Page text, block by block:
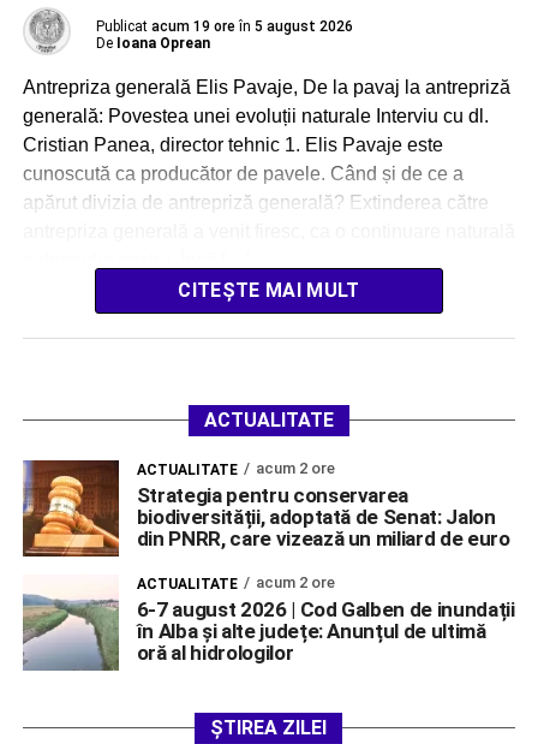
Publicat acum 19 ore în 5 august 2026
De Ioana Oprean
Antrepriza generală Elis Pavaje, De la pavaj la antrepriză
generală: Povestea unei evoluții naturale Interviu cu dl.
Cristian Panea, director tehnic 1. Elis Pavaje este
cunoscută ca producător de pavele. Când și de ce a
apărut divizia de antrepriză generală? Extinderea către
CITEȘTE MAI MULT
ACTUALITATE
ACTUALITATE acum 2 ore
Strategia pentru conservarea
biodiversității, adoptată de Senat: Jalon
din PNRR, care vizează un miliard de euro
ACTUALITATE acum 2 ore
6-7 august 2026 | Cod Galben de inundații
în Alba și alte județe: Anunțul de ultimă
oră al hidrologilor
ȘTIREA ZILEI